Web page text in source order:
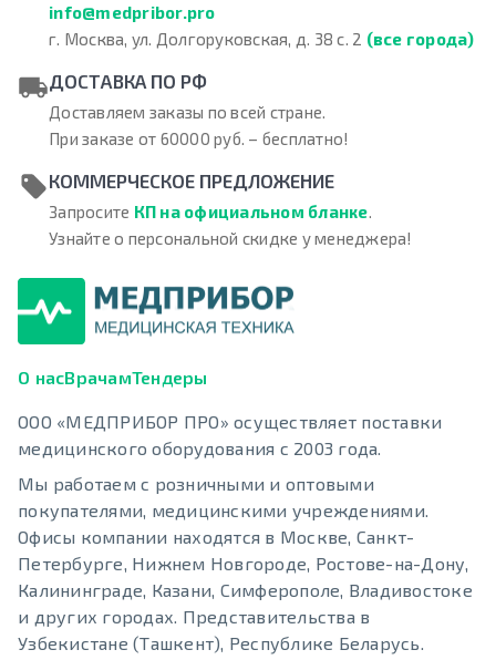
info@medpribor.pro
г. Москва, ул. Долгоруковская, д. 38 с. 2 (все города)
ДОСТАВКА ПО РФ
Доставляем заказы по всей стране.
При заказе от 60000 руб. – бесплатно!
КОММЕРЧЕСКОЕ ПРЕДЛОЖЕНИЕ
Запросите КП на официальном бланке
Узнайте о персональной скидке у менеджера!
О насВрачамТендеры
ООО «МЕДПРИБОР ПРО» осуществляет поставки
медицинского оборудования с 2003 года.
Мы работаем с розничными и оптовыми
покупателями, медицинскими учреждениями.
Офисы компании находятся в Москве, Санкт-
Петербурге, Нижнем Новгороде, Ростове-на-Дону,
Калининграде, Казани, Симферополе, Владивостоке
и других городах. Представительства в
Узбекистане (Ташкент), Республике Беларусь.